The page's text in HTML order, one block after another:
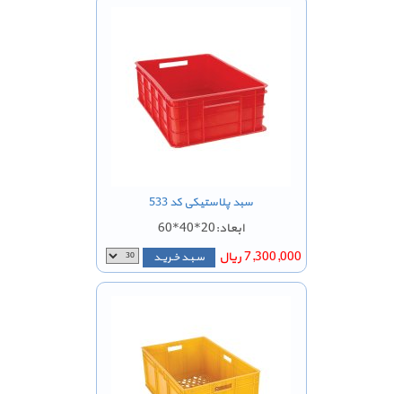
سبد پلاستیکی کد 533
ابعاد:20*40*60
7,300,000 ریال
سـبـد خـریـد